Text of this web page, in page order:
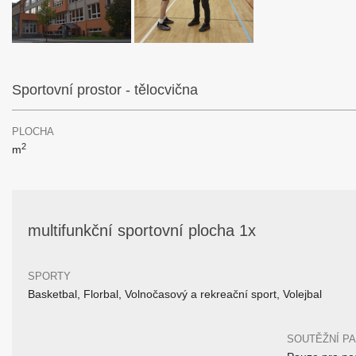
Sportovní prostor - tělocvična
PLOCHA
m2
multifunkční sportovní plocha 1x
SPORTY
Basketbal, Florbal, Volnočasový a rekreační sport, Volejbal
SOUTĚŽNÍ